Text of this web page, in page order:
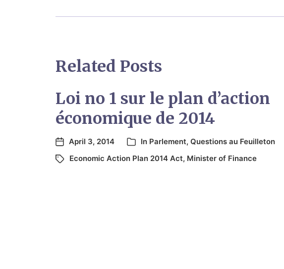
Related Posts
Loi no 1 sur le plan d’action
économique de 2014
April 3, 2014 In Parlement, Questions au Feuilleton
Economic Action Plan 2014 Act, Minister of Finance